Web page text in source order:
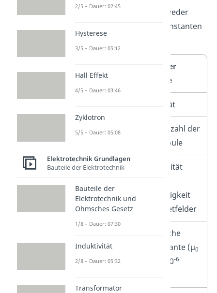
Jeder Buchstabe wird entweder
einer Größe oder einer Konstanten
zugeordnet:
Größe oder
Konstante
Induktivität
N
Windungszahl der
Zylinderspule
µr
Permeabilität
Durchlässigkeit
für Magnetfelder
Magnetische
Feldkonstante (µ0
≈ 1,257 ⋅ 10-6
2/5 – Dauer: 02:45
Hysterese
3/5 – Dauer: 05:12
Hall Effekt
4/5 – Dauer: 03:46
Zyklotron
5/5 – Dauer: 05:08
Elektrotechnik Grundlagen
Bauteile der Elektrotechnik
Bauteile der
Elektrotechnik und
Ohmsches Gesetz
1/8 – Dauer: 07:30
Induktivität
2/8 – Dauer: 05:32
Transformator